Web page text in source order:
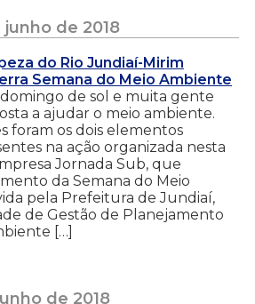
de 2018
do Rio Jundiaí-Mirim
Semana do Meio Ambiente
de sol e muita gente
a ajudar o meio ambiente.
foram os dois elementos
na ação organizada nesta
Jornada Sub, que
da Semana do Meio
pela Prefeitura de Jundiaí,
de Gestão de Planejamento
[…]
de 2018